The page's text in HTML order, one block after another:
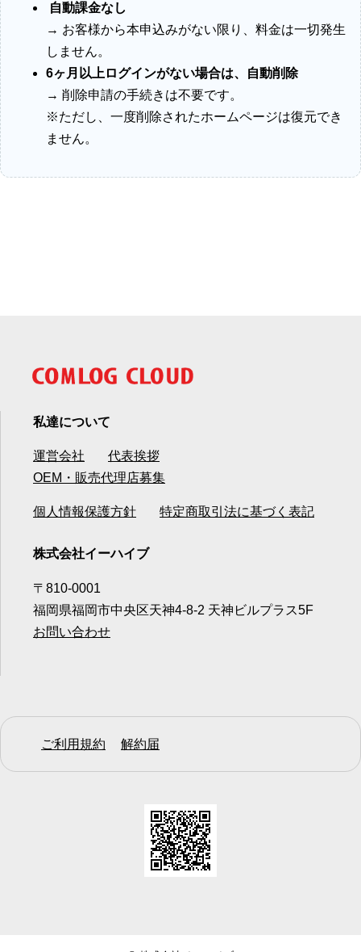
自動課金なし
→ お客様から本申込みがない限り、料金は一切発生
しません。
6ヶ月以上ログインがない場合は、自動削除
→ 削除申請の手続きは不要です。
※ただし、一度削除されたホームページは復元でき
ません。
私達について
運営会社
代表挨拶
OEM・販売代理店募集
個人情報保護方針 特定商取引法に基づく表記
株式会社イーハイブ
〒810-0001
福岡県福岡市中央区天神4-8-2 天神ビルプラス5F
お問い合わせ
ご利用規約 解約届